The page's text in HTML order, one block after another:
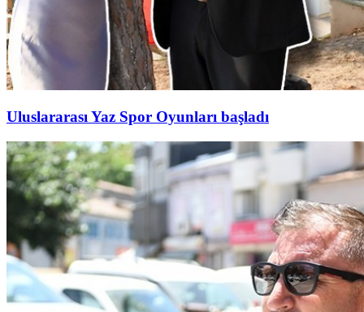
Uluslararası Yaz Spor Oyunları başladı